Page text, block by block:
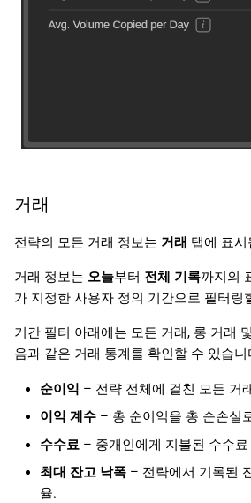
거래
전략의 모든 거래 정보는 거래 탭에 표시
거래 정보는 오늘부터 전체 기록까지의
가 지정한 사용자 정의 기간으로 필터링
기간 필터 아래에는 모든 거래, 롱 거래
음과 같은 거래 통계를 확인할 수 있습니
순이익 – 전략 전체에 걸친 모든 거
이익 계수– 총 순이익을 총 순손실
수수료– 중개인에게 지불된 수수료
최대 잔고 낙폭– 전략에서 기록된
율.